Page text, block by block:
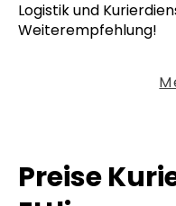
Logistik und
Weiterempfehlung!
Preise